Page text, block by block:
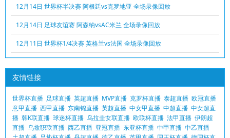
12月14日 世界杯半决赛 阿根廷vs克罗地亚 全场录像回放
12月14日 足球友谊赛 阿森纳vsAC米兰 全场录像回放
12月11日 世界杯1/4决赛 英格兰vs法国 全场录像回放
友情链接
世界杯直播 足球直播 英超直播 MVP直播 克罗杯直播 泰超直播 欧冠直播
意甲直播 西甲直播 东南锦直播 英超直播 中女甲直播 中超直播 中女超直
播 韩K联直播 球迷杯直播 乌拉圭女联直播 欧联杯直播 法甲直播 伊朗超
直播 乌兹职联直播 西乙直播 亚冠直播 东亚杯直播 中甲直播 中乙直播